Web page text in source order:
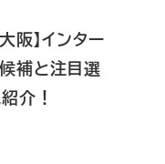
阪】インター
補と注目選
介！